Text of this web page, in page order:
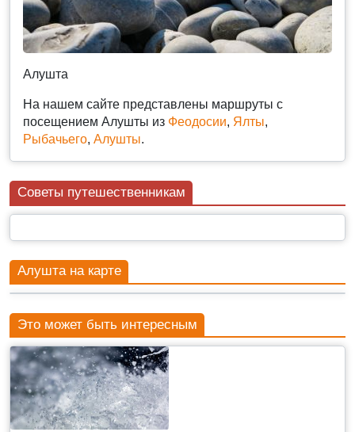
Алушта
На нашем сайте представлены маршруты с
посещением Алушты из Феодосии, Ялты,
Рыбачьего, Алушты.
Советы путешественникам
Алушта на карте
Это может быть интересным